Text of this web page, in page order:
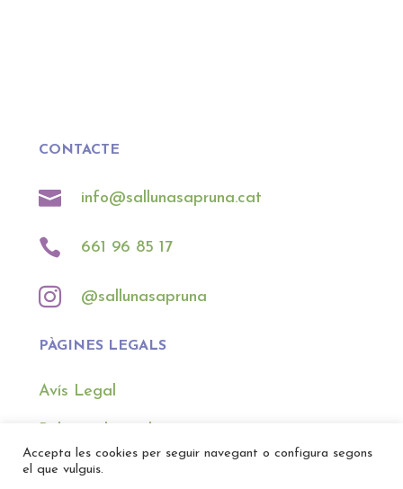
CONTACTE
 info@sallunasapruna.cat
 661 96 85 17
 @sallunasapruna
PÀGINES LEGALS
Avís Legal
Política de privacitat
Accepta les cookies per seguir navegant o configura segons
el que vulguis.